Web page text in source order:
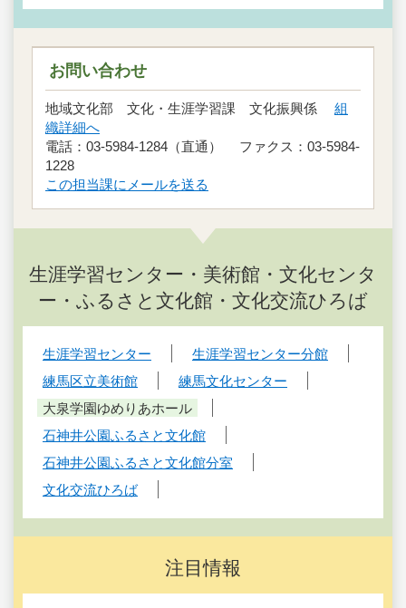
お問い合わせ
地域文化部 文化・生涯学習課 文化振興係 組
織詳細へ
電話：03-5984-1284（直通） ファクス：03-5984-
1228
この担当課にメールを送る
生涯学習センター・美術館・文化センタ
ー・ふるさと文化館・文化交流ひろば
生涯学習センター
生涯学習センター分館
練馬区立美術館
練馬文化センター
大泉学園ゆめりあホール
石神井公園ふるさと文化館
石神井公園ふるさと文化館分室
文化交流ひろば
注目情報